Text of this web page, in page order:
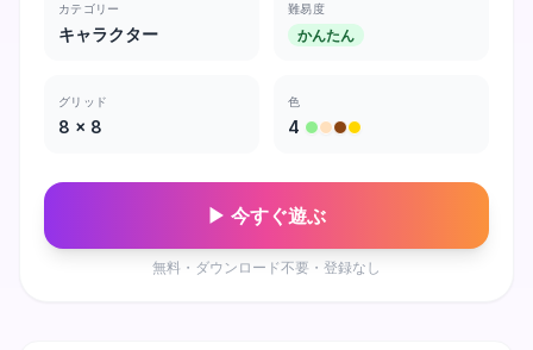
カテゴリー
キャラクター
難易度
かんたん
グリッド
8 × 8
色
4
▶ 今すぐ遊ぶ
無料・ダウンロード不要・登録なし